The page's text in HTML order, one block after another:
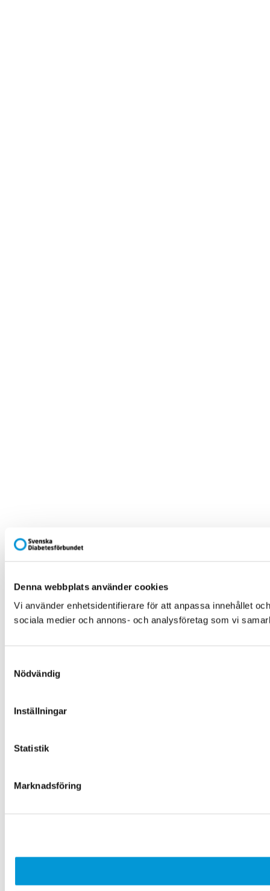
Denna webbplats använder cookies
Vi använder enhetsidentifierare för att anpassa innehållet
sociala medier och annons- och analysföretag som vi
Nödvändig
Inställningar
Statistik
Marknadsföring